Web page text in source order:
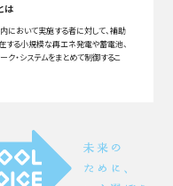
は
において実施する者に対して、補助
する小規模な再エネ発電や蓄電池、
・システムをまとめて制御するこ